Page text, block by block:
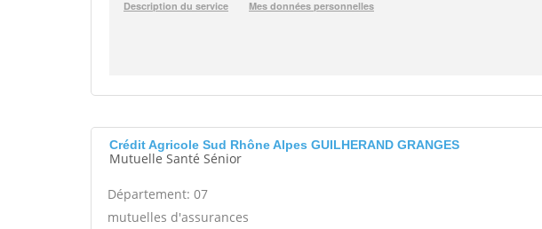
Crédit Agricole Sud Rhône Alpes GUILHERAND GRANGES
Mutuelle Santé Sénior
Département: 07
mutuelles d'assurances